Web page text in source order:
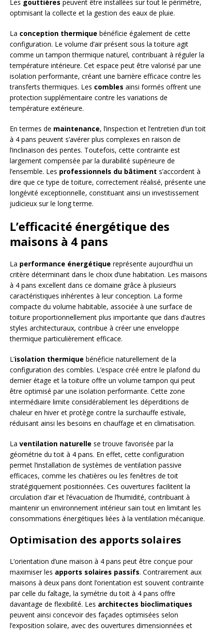
Les gouttières peuvent être installées sur tout le périmètre,
optimisant la collecte et la gestion des eaux de pluie.
La conception thermique bénéficie également de cette
configuration. Le volume d’air présent sous la toiture agit
comme un tampon thermique naturel, contribuant à réguler la
température intérieure. Cet espace peut être valorisé par une
isolation performante, créant une barrière efficace contre les
transferts thermiques. Les combles ainsi formés offrent une
protection supplémentaire contre les variations de
température extérieure.
En termes de maintenance, l’inspection et l’entretien d’un toit
à 4 pans peuvent s’avérer plus complexes en raison de
l’inclinaison des pentes. Toutefois, cette contrainte est
largement compensée par la durabilité supérieure de
l’ensemble. Les professionnels du bâtiment s’accordent à
dire que ce type de toiture, correctement réalisé, présente une
longévité exceptionnelle, constituant ainsi un investissement
judicieux sur le long terme.
L’efficacité énergétique des
maisons à 4 pans
La performance énergétique représente aujourd’hui un
critère déterminant dans le choix d’une habitation. Les maisons
à 4 pans excellent dans ce domaine grâce à plusieurs
caractéristiques inhérentes à leur conception. La forme
compacte du volume habitable, associée à une surface de
toiture proportionnellement plus importante que dans d’autres
styles architecturaux, contribue à créer une enveloppe
thermique particulièrement efficace.
L’isolation thermique bénéficie naturellement de la
configuration des combles. L’espace créé entre le plafond du
dernier étage et la toiture offre un volume tampon qui peut
être optimisé par une isolation performante. Cette zone
intermédiaire limite considérablement les déperditions de
chaleur en hiver et protège contre la surchauffe estivale,
réduisant ainsi les besoins en chauffage et en climatisation.
La ventilation naturelle se trouve favorisée par la
géométrie du toit à 4 pans. En effet, cette configuration
permet l’installation de systèmes de ventilation passive
efficaces, comme les chatières ou les fenêtres de toit
stratégiquement positionnées. Ces ouvertures facilitent la
circulation d’air et l’évacuation de l’humidité, contribuant à
maintenir un environnement intérieur sain tout en limitant les
consommations énergétiques liées à la ventilation mécanique.
Optimisation des apports solaires
L’orientation d’une maison à 4 pans peut être conçue pour
maximiser les apports solaires passifs. Contrairement aux
maisons à deux pans dont l’orientation est souvent contrainte
par celle du faîtage, la symétrie du toit à 4 pans offre
davantage de flexibilité. Les architectes bioclimatiques
peuvent ainsi concevoir des façades optimisées selon
l’exposition solaire, avec des ouvertures dimensionnées et